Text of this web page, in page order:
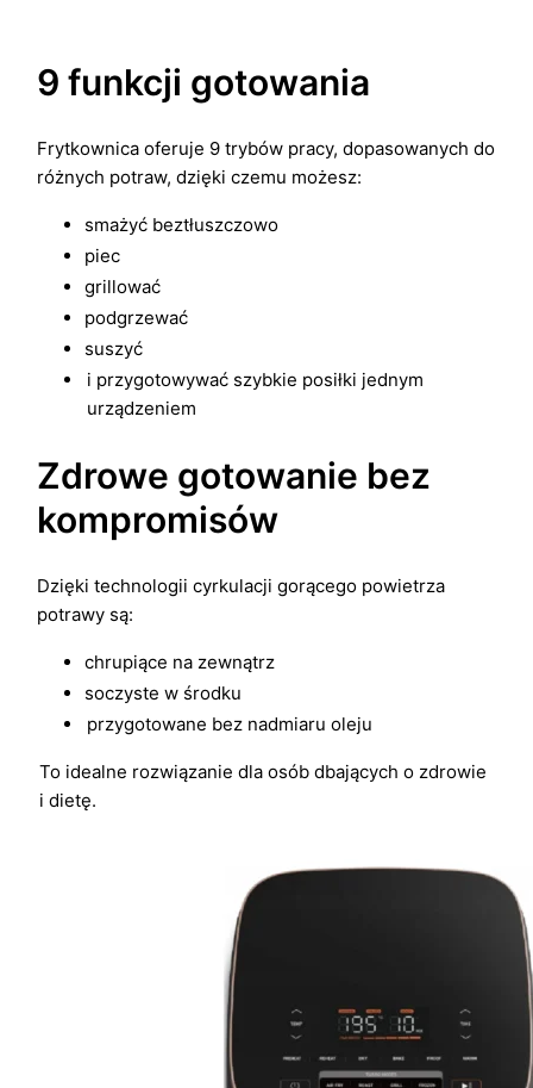
9 funkcji gotowania
Frytkownica oferuje 9 trybów pracy, dopasowanych do
różnych potraw, dzięki czemu możesz:
smażyć beztłuszczowo
piec
grillować
podgrzewać
suszyć
i przygotowywać szybkie posiłki jednym
urządzeniem
Zdrowe gotowanie bez
kompromisów
Dzięki technologii cyrkulacji gorącego powietrza
potrawy są:
chrupiące na zewnątrz
soczyste w środku
przygotowane bez nadmiaru oleju
To idealne rozwiązanie dla osób dbających o zdrowie
i dietę.